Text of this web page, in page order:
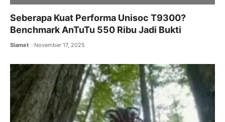
Seberapa Kuat Performa Unisoc T9300?
Benchmark AnTuTu 550 Ribu Jadi Bukti
Slamet November 17, 2025